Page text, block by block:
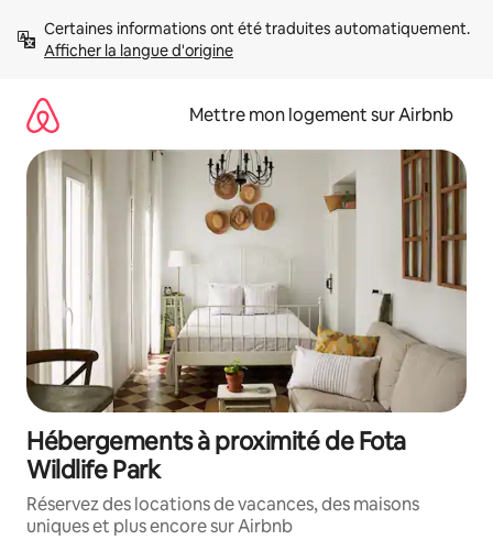
directement
Afficher la langue d'origine
Mettre mon logement sur Airbnb
Hébergements à proximité de Fota
Wildlife Park
Réservez des locations de vacances, des maisons
uniques et plus encore sur Airbnb